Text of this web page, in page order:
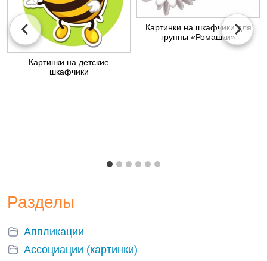
Картинки на детские
шкафчики
Картинки на шкафчики для
группы «Ромашки»
Разделы
Аппликации
Ассоциации (картинки)